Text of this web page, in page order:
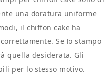
una doratura uniforme
il chiffon cake ha
Se lo stampo
quella desiderata. Gli
per lo stesso motivo.